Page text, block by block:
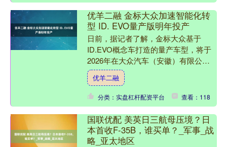
优羊二融 金标大众加速智能化转
型 ID. EVO量产版明年投产
日前，据记者了解，金标大众基于
ID.EVO概念车打造的量产车型，将于
2026年在大众汽车（安徽）有限公司
（以下简称“大众安徽”）正式投产。作
为金标大众旗下首款全....
优羊二融
分类：实盘杠杆配资平台 查看：118
国联优配 美英日三航母压境？日
本首收F-35B，谁买单？_军事_战
略_亚太地区